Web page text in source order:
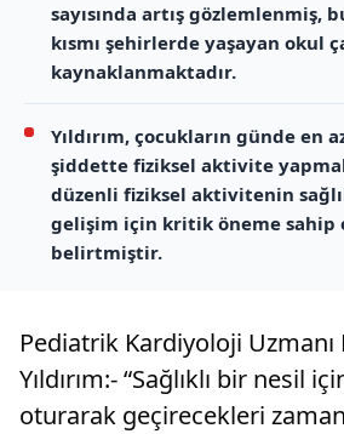
sayısında artış gözlemlenmiş,
kısmı şehirlerde yaşayan okul
kaynaklanmaktadır.
Yıldırım, çocukların günde en
şiddette fiziksel aktivite
düzenli fiziksel aktivitenin
gelişim için kritik öneme sahip
belirtmiştir.
Pediatrik Kardiyoloji Uzmanı
Yıldırım:- “Sağlıklı bir nesil
oturarak geçirecekleri